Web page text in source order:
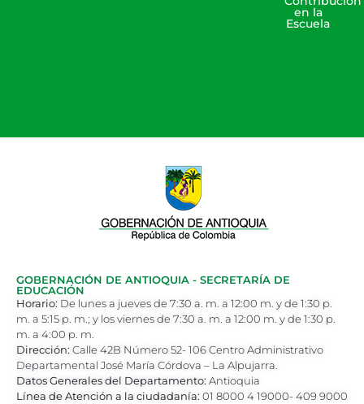
en la
Escuela
GOBERNACIÓN DE ANTIOQUIA - SECRETARÍA DE
EDUCACIÓN
Horario: De lunes a jueves de 7:30 a. m. a 12:00 m. y de 1:30 p.
m. a 5:15 p. m.; y los viernes de 7:30 a. m. a 12:00 m. y de 1:30 p.
m. a 4:00 p. m.
Dirección: Calle 42B Número 52- 106 Centro Administrativo
Departamental José María Córdova – La Alpujarra.
Datos Generales del Departamento: Antioquia
Línea de Atención a la ciudadanía: 01 8000 4 19000- 409 9000